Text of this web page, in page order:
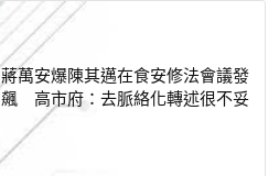
蔣萬安爆陳其邁在食安修法會議發
飆 高市府：去脈絡化轉述很不妥